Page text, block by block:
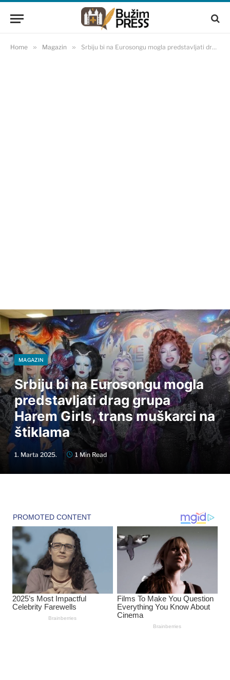
Home » Magazin » Srbiju bi na Eurosongu mogla predstavljati drag grupa Harem Girls, trans muškarci na štiklama
MAGAZIN
Srbiju bi na Eurosongu mogla
predstavljati drag grupa
Harem Girls, trans muškarci na
štiklama
1. Marta 2025. 1 Min Read